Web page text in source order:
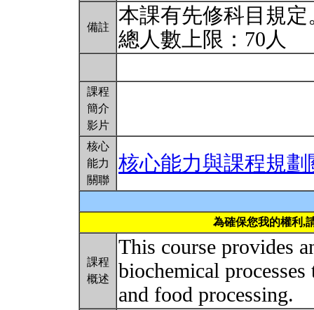
備註
本課有先修科目規
總人數上限：70人
課程
簡介
影片
核心
能力
關聯
核心能力與課程規劃
為確保您我的權利,
課程
概述
This course provides
biochemical
and food processing.